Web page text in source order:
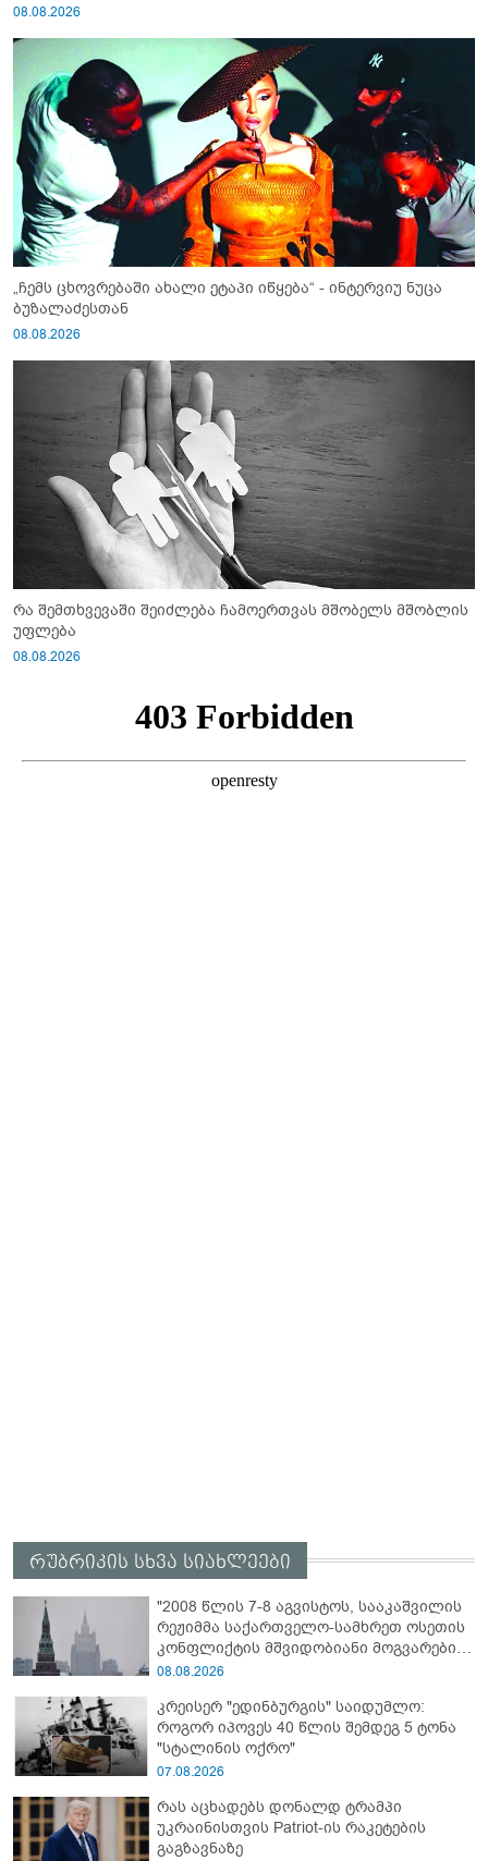
08.08.2026
„ჩემს ცხოვრებაში ახალი ეტაპი იწყება“ - ინტერვიუ ნუცა
ბუზალაძესთან
08.08.2026
რა შემთხვევაში შეიძლება ჩამოერთვას მშობელს მშობლის
უფლება
08.08.2026
რუბრიკის სხვა სიახლეები
"2008 წლის 7-8 აგვისტოს, სააკაშვილის
რეჟიმმა საქართველო-სამხრეთ ოსეთის
კონფლიქტის მშვიდობიანი მოგვარების
შესახებ ყველა შეთანხმების დარღვევით,
აგრესია განახორციელა" - რუსეთის
საგარეო უწყება
08.08.2026
კრეისერ "ედინბურგის" საიდუმლო:
როგორ იპოვეს 40 წლის შემდეგ 5 ტონა
"სტალინის ოქრო"
07.08.2026
რას აცხადებს დონალდ ტრამპი
უკრაინისთვის Patriot-ის რაკეტების
გაგზავნაზე